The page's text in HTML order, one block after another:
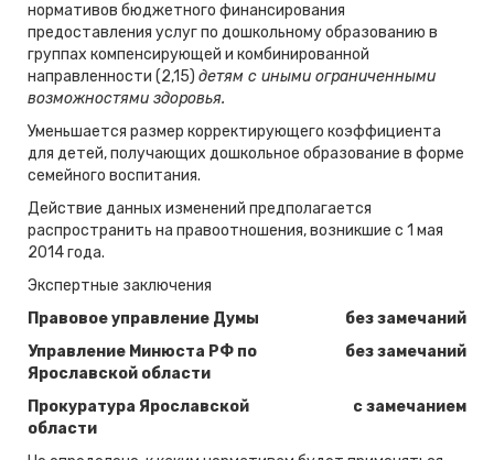
нормативов бюджетного финансирования
предоставления услуг по дошкольному образованию в
группах компенсирующей и комбинированной
направленности (2,15) детям с иными ограниченными
возможностями здоровья.
Уменьшается размер корректирующего коэффициента
для детей, получающих дошкольное образование в форме
семейного воспитания.
Действие данных изменений предполагается
распространить на правоотношения, возникшие с 1 мая
2014 года.
Экспертные заключения
Правовое управление Думы
без замечаний
Управление Минюста РФ по
Ярославской области
без замечаний
Прокуратура Ярославской
области
с замечанием